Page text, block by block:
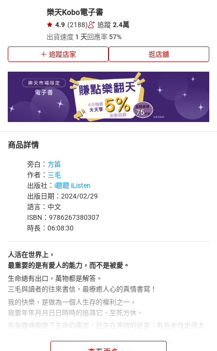
樂天Kobo電子書
4.9 (2188) 追蹤 2.4萬
出貨速度 1 天回應率57%
追蹤店家 逛店舖
商品詳情
旁白： 方笛
作者： 三毛
出版社： i聽聽 iListen
出版日期：2024/02/29
語言：中文
ISBN：9786267380307
時長：06:08:30
人活在世界上，
最重要的是有愛人的能力，而不是被愛。
生命總有出口，萬物都是解答。
三毛與讀者的往來書信，最療癒人心的真情書寫！
我的快樂，是做為一個人生存的權利之一，
我要年年月月日日時時的追尋它，至死方休。
有些靈魂吸飽了生命的痛苦，迷失在黑暗的迷宮；有些步伐走得太
一顆顆悲傷的心靈重新找到快樂的泉源。